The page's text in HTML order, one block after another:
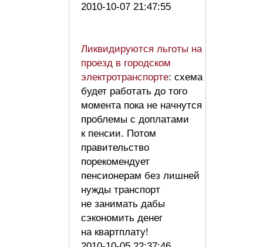
2010-10-07 21:47:55
Ликвидируются льготы на
проезд в городском
электротранспорте: схема
будет работать до того
момента пока не начнутся
проблемы с доплатами
к пенсии. Потом
правительство
порекомендует
пенсионерам без лишней
нужды транспорт
не занимать дабы
сэкономить денег
на квартплату!